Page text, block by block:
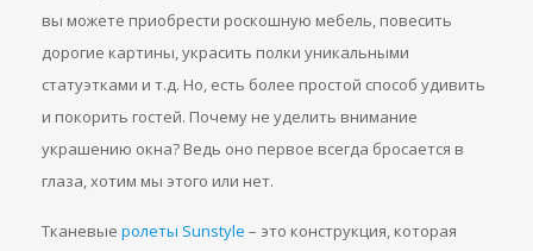
вы можете приобрести роскошную мебель, повесить
дорогие картины, украсить полки уникальными
статуэтками и т.д. Но, есть более простой способ удивить
и покорить гостей. Почему не уделить внимание
украшению окна? Ведь оно первое всегда бросается в
глаза, хотим мы этого или нет.
Тканевые ролеты Sunstyle – это конструкция, которая